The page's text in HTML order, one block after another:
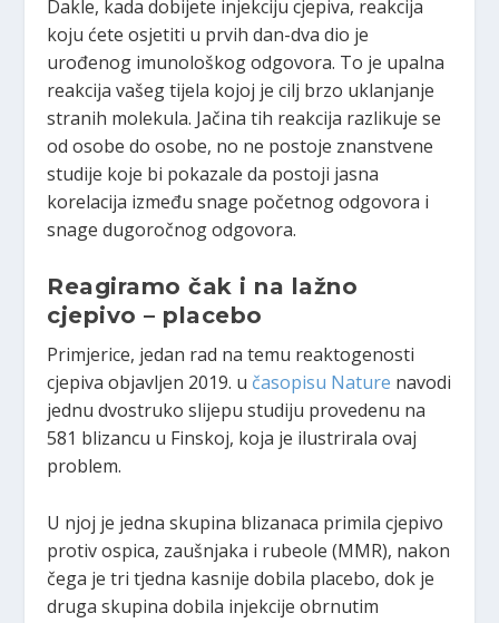
Dakle, kada dobijete injekciju cjepiva, reakcija
koju ćete osjetiti u prvih dan-dva dio je
urođenog imunološkog odgovora. To je upalna
reakcija vašeg tijela kojoj je cilj brzo uklanjanje
stranih molekula. Jačina tih reakcija razlikuje se
od osobe do osobe, no ne postoje znanstvene
studije koje bi pokazale da postoji jasna
korelacija između snage početnog odgovora i
snage dugoročnog odgovora.
Reagiramo čak i na lažno
cjepivo – placebo
Primjerice, jedan rad na temu reaktogenosti
cjepiva objavljen 2019. u časopisu Nature navodi
jednu dvostruko slijepu studiju provedenu na
581 blizancu u Finskoj, koja je ilustrirala ovaj
problem.
U njoj je jedna skupina blizanaca primila cjepivo
protiv ospica, zaušnjaka i rubeole (MMR), nakon
čega je tri tjedna kasnije dobila placebo, dok je
druga skupina dobila injekcije obrnutim